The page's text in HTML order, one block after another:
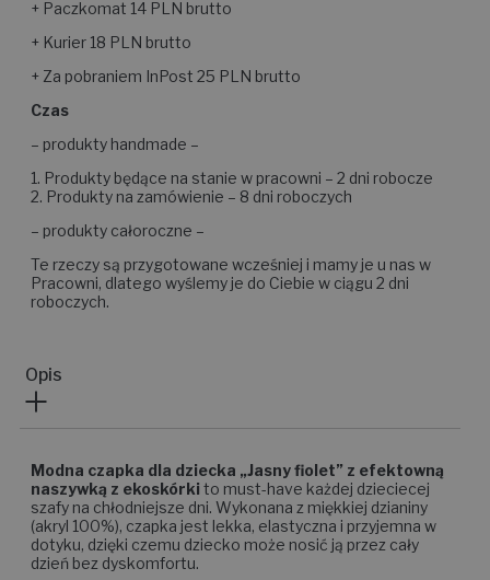
+ Paczkomat 14 PLN brutto
+ Kurier 18 PLN brutto
+ Za pobraniem InPost 25 PLN brutto
Czas
– produkty handmade –
1. Produkty będące na stanie w pracowni – 2 dni robocze
2. Produkty na zamówienie – 8 dni roboczych
– produkty całoroczne –
Te rzeczy są przygotowane wcześniej i mamy je u nas w
Pracowni, dlatego wyślemy je do Ciebie w ciągu 2 dni
roboczych.
Opis
Modna czapka dla dziecka „Jasny fiolet” z efektowną
naszywką z ekoskórki to must-have każdej dzieciecej
szafy na chłodniejsze dni. Wykonana z miękkiej dzianiny
(akryl 100%), czapka jest lekka, elastyczna i przyjemna w
dotyku, dzięki czemu dziecko może nosić ją przez cały
dzień bez dyskomfortu.